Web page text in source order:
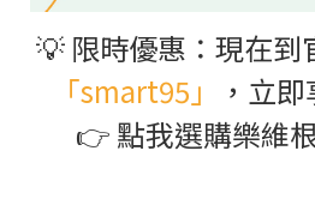
💡 限時優惠：現在到
「smart95」
，立
👉 點我選購樂維